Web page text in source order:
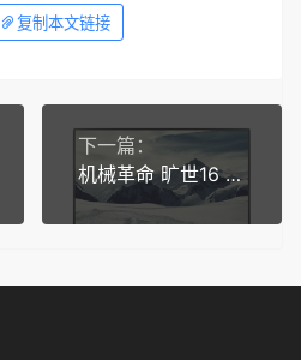
复制本文链接
下一篇：
机械革命 旷世16 Super原厂恢复系统Win11-22H2